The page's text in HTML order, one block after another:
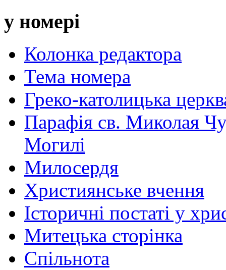
у номері
Колонка редактора
Тема номера
Греко-католицька
Парафія св. Миколая
Могилі
Милосердя
Християнське вчення
Історичні постаті у
Митецька сторінка
Спільнота